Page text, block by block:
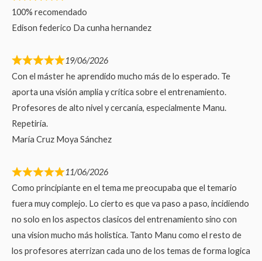
100% recomendado
Edison federico Da cunha hernandez
19/06/2026
Con el máster he aprendido mucho más de lo esperado. Te
aporta una visión amplia y crítica sobre el entrenamiento.
Profesores de alto nivel y cercanía, especialmente Manu.
Repetiría.
María Cruz Moya Sánchez
11/06/2026
Como principiante en el tema me preocupaba que el temario
fuera muy complejo. Lo cierto es que va paso a paso, incidiendo
no solo en los aspectos clasicos del entrenamiento sino con
una vision mucho más holistica. Tanto Manu como el resto de
los profesores aterrizan cada uno de los temas de forma logica